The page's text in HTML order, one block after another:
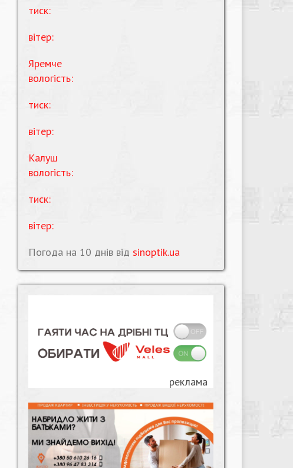
тиск:
вітер:
Яремче
вологість:
тиск:
вітер:
Калуш
вологість:
тиск:
вітер:
Погода на 10 днів від sinoptik.ua